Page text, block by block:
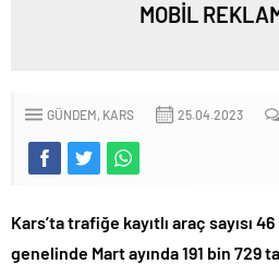
MOBİL
GÜNDEM KARS 25.04.2023
Kars’ta trafiğe kayıtlı araç sayısı
genelinde Mart ayında 191 bin 729